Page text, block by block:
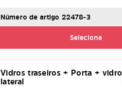
Número de artigo 22478-3
Selecione
Vidros traseiros + Porta + vidro
lateral